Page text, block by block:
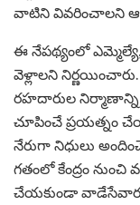
వాటిని వివ‌రించాల‌ని
ఈ నేప‌థ్యంలో ఎమ్మెల్యే,
వెళ్లాల‌ని
ర‌హ‌దారుల నిర్మాణాన్ని
చూపించే ప్ర‌య‌త్నం
నేరుగా నిధులు
గ‌తంలో కేంద్రం
చేయ‌కుండా